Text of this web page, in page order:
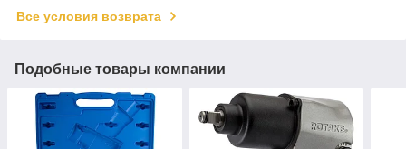
Все условия возврата
Подобные товары компании